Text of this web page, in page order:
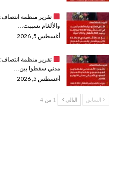
تقرير منظمة انتصاف:
والألغام تسببت…
أغسطس 5, 2026
تقرير منظمة انتصاف:
مدني سقطوا بين…
أغسطس 5, 2026
السابق التالي 1 من 4